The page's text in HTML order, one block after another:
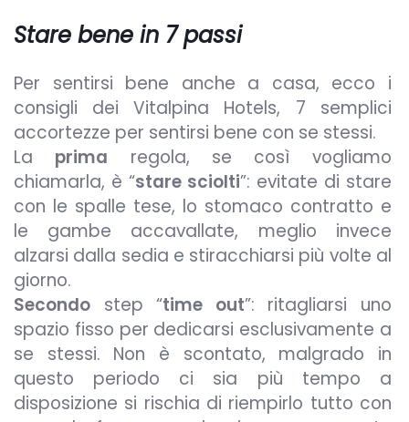
Stare bene in 7 passi
Per sentirsi bene anche a casa, ecco i
consigli dei Vitalpina Hotels, 7 semplici
accortezze per sentirsi bene con se stessi.
La prima regola, se così vogliamo
chiamarla, è “stare sciolti”: evitate di stare
con le spalle tese, lo stomaco contratto e
le gambe accavallate, meglio invece
alzarsi dalla sedia e stiracchiarsi più volte al
giorno.
Secondo step “time out”: ritagliarsi uno
spazio fisso per dedicarsi esclusivamente a
se stessi. Non è scontato, malgrado in
questo periodo ci sia più tempo a
disposizione si rischia di riempirlo tutto con